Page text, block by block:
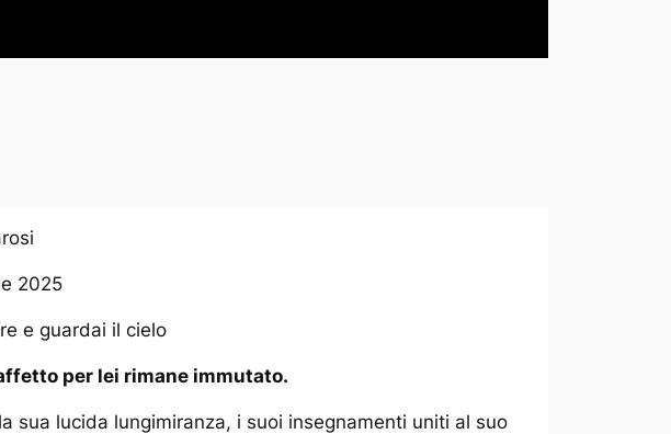
2025
e guardai il cielo
per lei rimane immutato.
sua lucida lungimiranza, i suoi insegnamenti uniti al suo